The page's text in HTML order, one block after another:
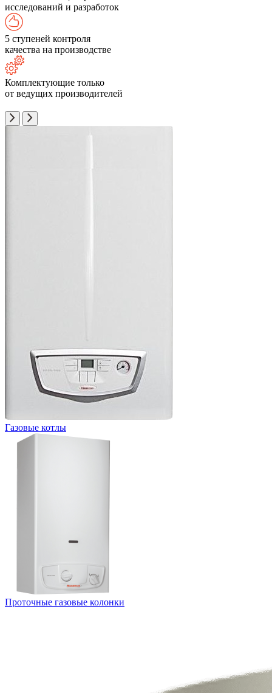
исследований и разработок
5 ступеней контроля
качества на производстве
Комплектующие только
от ведущих производителей
Газовые котлы
Проточные газовые колонки